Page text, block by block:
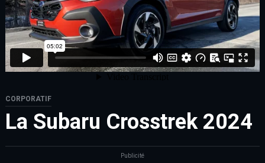
CORPORATIF
La Subaru Crosstrek 2024
Publicité